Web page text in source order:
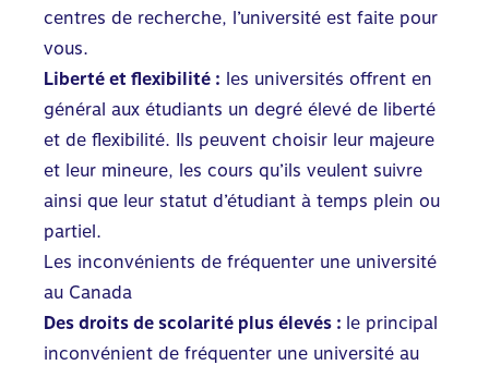
centres de recherche, l’université est faite pour
vous.
Liberté et flexibilité : les universités offrent en
général aux étudiants un degré élevé de liberté
et de flexibilité. Ils peuvent choisir leur majeure
et leur mineure, les cours qu’ils veulent suivre
ainsi que leur statut d’étudiant à temps plein ou
partiel.
Les inconvénients de fréquenter une université
au Canada
Des droits de scolarité plus élevés : le principal
inconvénient de fréquenter une université au